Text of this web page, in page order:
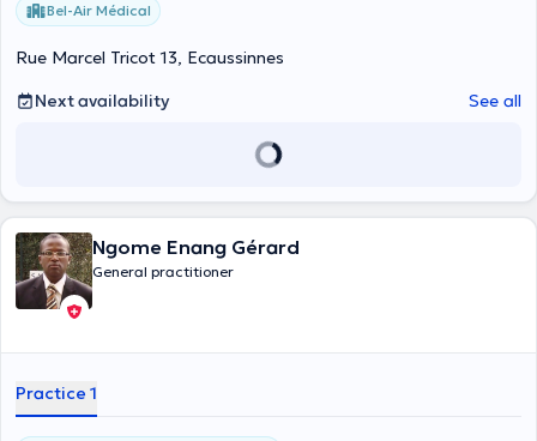
Bel-Air Médical
Rue Marcel Tricot 13, Ecaussinnes
Next availability
See all
Ngome Enang Gérard
General practitioner
Practice 1